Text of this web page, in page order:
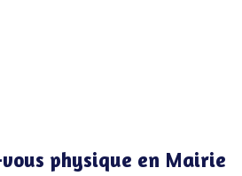
vous physique en Mairie